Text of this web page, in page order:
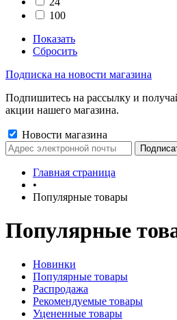
100
Показать
Сбросить
Подписка на новости магазина
Подпишитесь на рассылку и
акции нашего магазина.
Новости магазина
Главная страница
•
Популярные товары
Популярные
Новинки
Популярные товары
Распродажа
Рекомендуемые товары
Уцененные товары